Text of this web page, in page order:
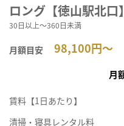
ロング【徳山駅北口】
30日以上～360日未満
月額目安 98,100円～
月
賃料【1日あたり】
清掃・寝具レンタル料